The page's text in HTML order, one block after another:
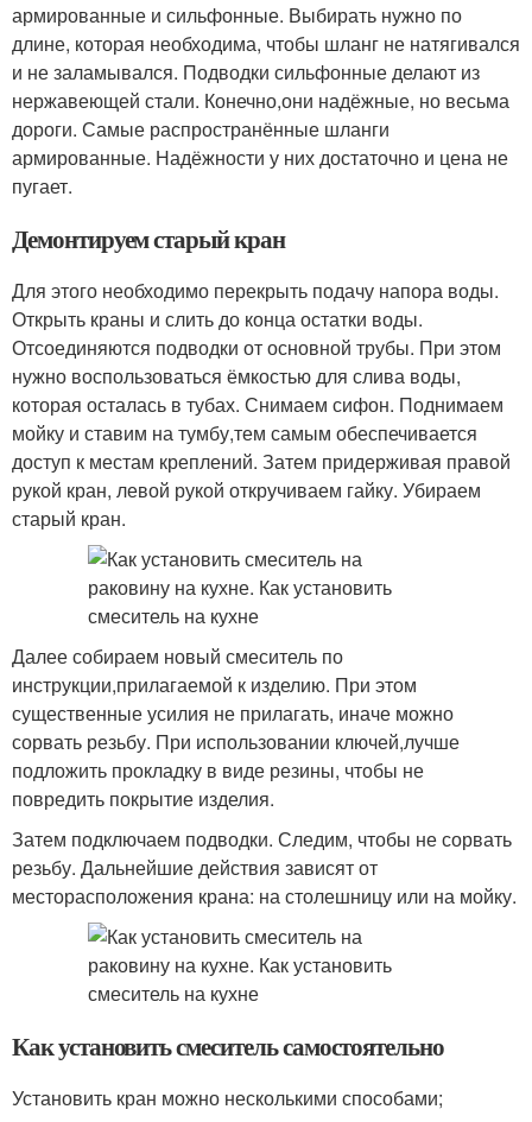
армированные и сильфонные. Выбирать нужно по
длине, которая необходима, чтобы шланг не натягивался
и не заламывался. Подводки сильфонные делают из
нержавеющей стали. Конечно,они надёжные, но весьма
дороги. Самые распространённые шланги
армированные. Надёжности у них достаточно и цена не
пугает.
Демонтируем старый кран
Для этого необходимо перекрыть подачу напора воды.
Открыть краны и слить до конца остатки воды.
Отсоединяются подводки от основной трубы. При этом
нужно воспользоваться ёмкостью для слива воды,
которая осталась в тубах. Снимаем сифон. Поднимаем
мойку и ставим на тумбу,тем самым обеспечивается
доступ к местам креплений. Затем придерживая правой
рукой кран, левой рукой откручиваем гайку. Убираем
старый кран.
Далее собираем новый смеситель по
инструкции,прилагаемой к изделию. При этом
существенные усилия не прилагать, иначе можно
сорвать резьбу. При использовании ключей,лучше
подложить прокладку в виде резины, чтобы не
повредить покрытие изделия.
Затем подключаем подводки. Следим, чтобы не сорвать
резьбу. Дальнейшие действия зависят от
месторасположения крана: на столешницу или на мойку.
Как установить смеситель самостоятельно
Установить кран можно несколькими способами;